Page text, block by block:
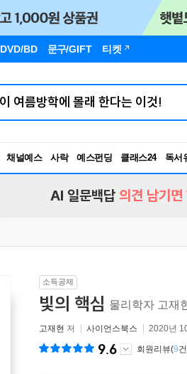
DVD/BD 문구/GIFT 티켓
채널예스 사락 예스펀딩 클래스24
독서
AI 일문백답 의견 남기
소득공제
빛의 핵심 물리학자 고재
고재현 저 사이언스북스 2020년
9.6 회원리뷰(9